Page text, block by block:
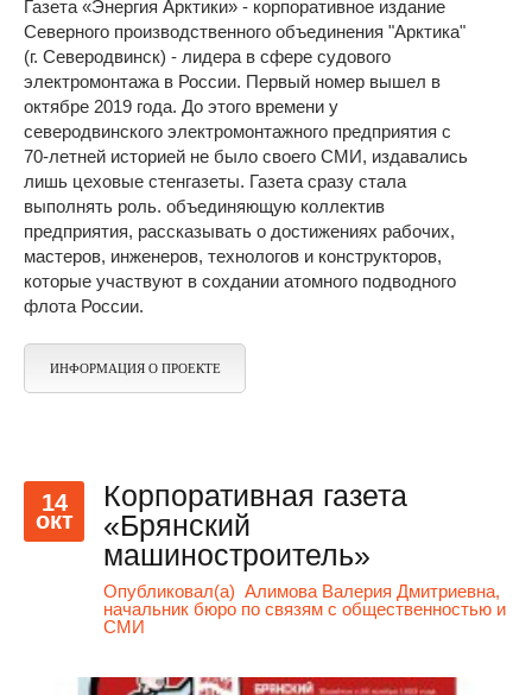
Газета «Энергия Арктики» - корпоративное издание
Северного производственного объединения "Арктика"
(г. Северодвинск) - лидера в сфере судового
электромонтажа в России. Первый номер вышел в
октябре 2019 года. До этого времени у
северодвинского электромонтажного предприятия с
70-летней историей не было своего СМИ, издавались
лишь цеховые стенгазеты. Газета сразу стала
выполнять роль. объединяющую коллектив
предприятия, рассказывать о достижениях рабочих,
мастеров, инженеров, технологов и конструкторов,
которые участвуют в сохдании атомного подводного
флота России.
ИНФОРМАЦИЯ О ПРОЕКТЕ
14
окт
Корпоративная газета
«Брянский
машиностроитель»
Опубликовал(а) Алимова Валерия Дмитриевна,
начальник бюро по связям с общественностью и
СМИ